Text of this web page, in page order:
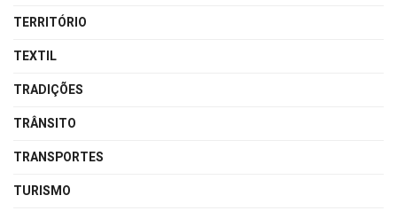
TERRITÓRIO
TEXTIL
TRADIÇÕES
TRÂNSITO
TRANSPORTES
TURISMO